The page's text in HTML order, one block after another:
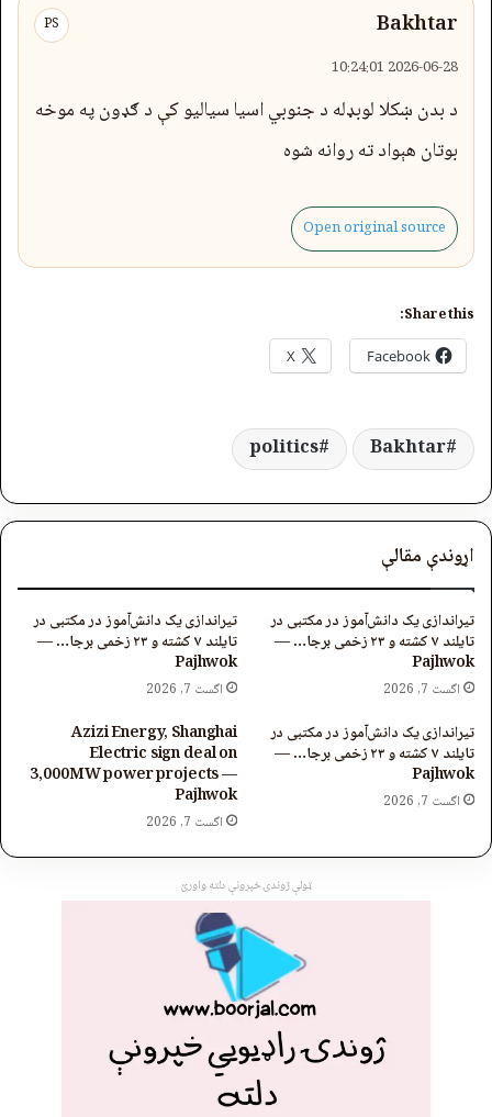
Bakhtar
PS
2026-06-28 10:24:01
د بدن ښکلا لوبډله د جنوبي اسیا سیالیو کې د ګډون په موخه
بوتان هېواد ته روانه شوه
Open original source
Share this:
Facebook
X
Bakhtar
politics
اړوندې مقالې
تیراندازی یک دانش‌آموز در مکتبی در
تایلند ۷ کشته و ۲۳ زخمی برجا… —
Pajhwok
اگست 7, 2026
تیراندازی یک دانش‌آموز در مکتبی در
تایلند ۷ کشته و ۲۳ زخمی برجا… —
Pajhwok
اگست 7, 2026
تیراندازی یک دانش‌آموز در مکتبی در
تایلند ۷ کشته و ۲۳ زخمی برجا… —
Pajhwok
اگست 7, 2026
Azizi Energy, Shanghai
Electric sign deal on
3,000MW power projects —
Pajhwok
اگست 7, 2026
ټولې ژوندۍ خپرونې دلته واورئ